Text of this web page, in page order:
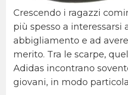
Crescendo i ragazzi
più spesso a interessarsi
abbigliamento e ad
merito. Tra le scarpe,
Adidas incontrano
giovani, in modo